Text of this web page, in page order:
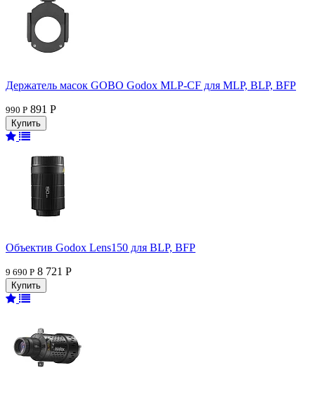
Держатель масок GOBO Godox MLP-CF для MLP, BLP, BFP
990 Р 891 Р
Объектив Godox Lens150 для BLP, BFP
9 690 Р 8 721 Р